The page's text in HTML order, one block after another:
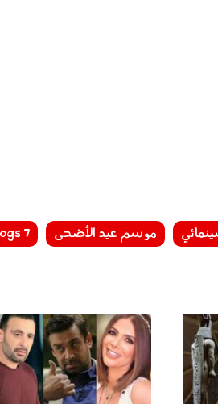
موسم عيد الأضحى 7 Dogs
1103009.jpg